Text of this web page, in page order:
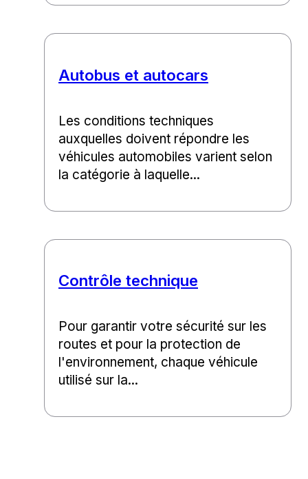
Autobus et autocars
Les conditions techniques
auxquelles doivent répondre les
véhicules automobiles varient selon
la catégorie à laquelle...
Contrôle technique
Pour garantir votre sécurité sur les
routes et pour la protection de
l'environnement, chaque véhicule
utilisé sur la...